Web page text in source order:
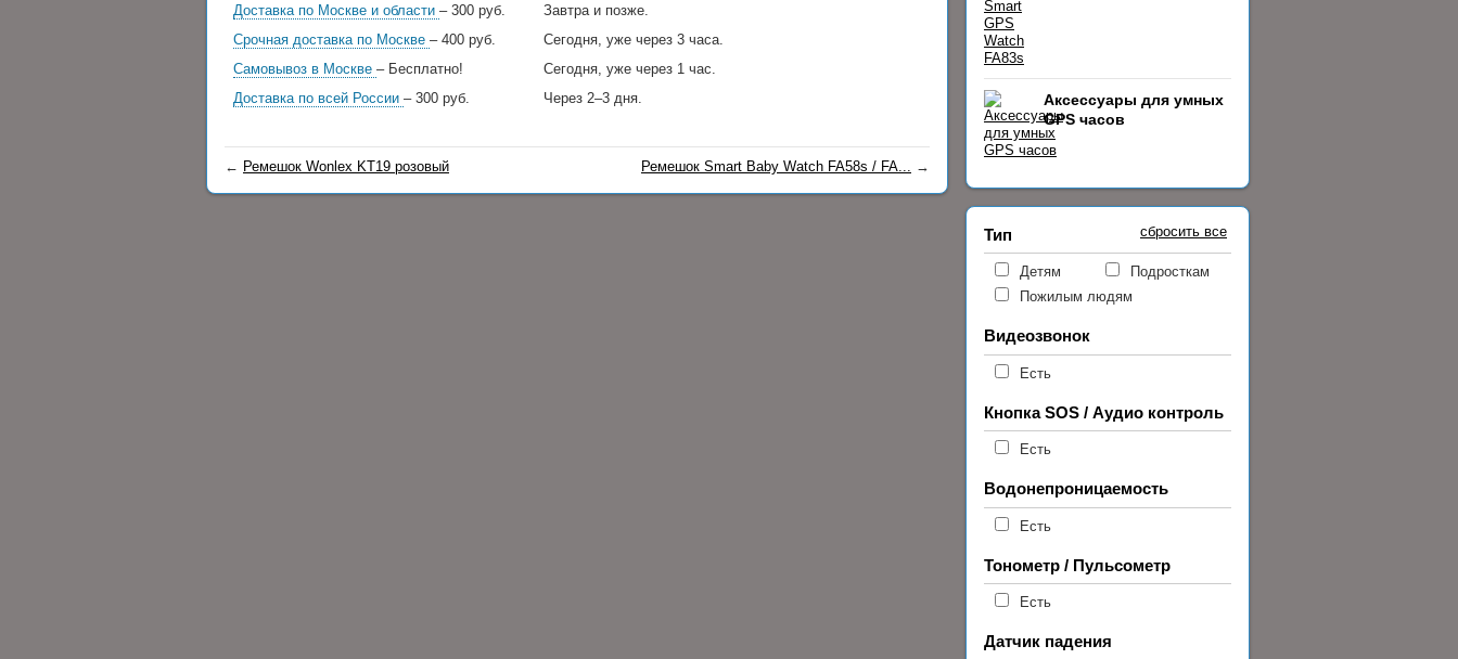
Доставка по Москве и области – 300 руб.
Завтра и позже.
Срочная доставка по Москве – 400 руб.
Сегодня, уже через 3 часа.
Самовывоз в Москве – Бесплатно!
Сегодня, уже через 1 час.
Доставка по всей России – 300 руб. Через 2–3 дня.
← Ремешок Wonlex KT19 розовый Ремешок Smart Baby Watch FA58s / FA... →
Аксессуары для умных
GPS часов
сбросить все
Тип
Детям
Подросткам
Пожилым людям
Видеозвонок
Есть
Кнопка SOS / Аудио контроль
Есть
Водонепроницаемость
Есть
Тонометр / Пульсометр
Есть
Датчик падения